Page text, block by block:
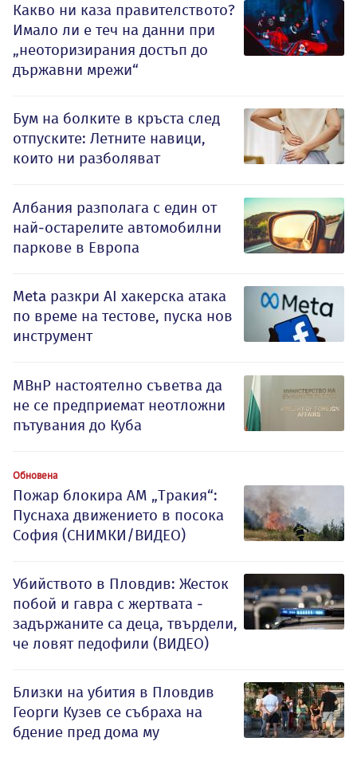
Какво ни каза правителството?
Имало ли е теч на данни при
„неоторизирания достъп до
държавни мрежи“
Бум на болките в кръста след
отпуските: Летните навици,
които ни разболяват
Албания разполага с един от
най-остарелите автомобилни
паркове в Европа
Meta разкри AI хакерска атака
по време на тестове, пуска нов
инструмент
МВнР настоятелно съветва да
не се предприемат неотложни
пътувания до Куба
Обновена
Пожар блокира АМ „Тракия“:
Пуснаха движението в посока
София (СНИМКИ/ВИДЕО)
Убийството в Пловдив: Жесток
побой и гавра с жертвата -
задържаните са деца, твърдели,
че ловят педофили (ВИДЕО)
Близки на убития в Пловдив
Георги Кузев се събраха на
бдение пред дома му